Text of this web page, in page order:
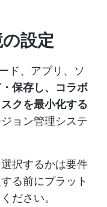
設定
ド、アプリ、ソ
保存し、コラボ
クを最小化する
ョン管理システ
択するかは要件
る前にプラット
ださい。